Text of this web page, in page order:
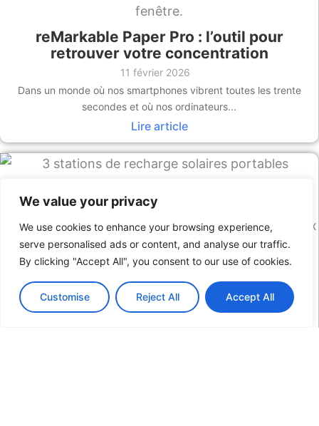
We value your privacy
We use cookies to enhance your browsing experience,
serve personalised ads or content, and analyse our traffic.
By clicking "Accept All", you consent to our use of cookies.
Customise Reject All Accept All
reMarkable Paper Pro : l’outil pour
retrouver votre concentration
11 février 2026
Dans un monde où nos smartphones vibrent toutes les trente
secondes et où nos ordinateurs...
Lire article
Comparatif des 3 meilleures stations de
recharge solaires
9 février 2026